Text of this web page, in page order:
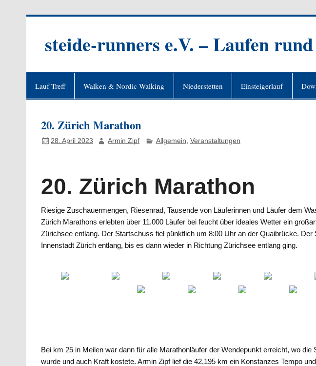
steide-runners e.V. – Laufen
Lauf Treff Walken & Nordic Walking Niederstetten Einsteigerlauf
20. Zürich Marathon
28. April 2023 Armin Zipf Allgemein Veranstaltungen
20. Zürich Marathon
Riesige Zuschauermengen, Riesenrad, Tausende von Läuferinnen und Läufer dem
Zürich Marathons erlebten über 11.000 Läufer bei feucht über ideales Wetter ein
Zürichsee entlang. Der Startschuss fiel pünktlich um 8:00 Uhr an der Quaibrücke.
Innenstadt Zürich entlang, bis es dann wieder in Richtung Zürichsee entlang ging.
Bei km 25 in Meilen war dann für alle Marathonläufer der Wendepunkt erreicht, wo
wurde und auch Kraft kostete. Armin Zipf lief die 42,195 km ein Konstanzes Tempo